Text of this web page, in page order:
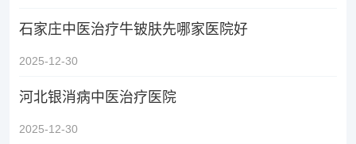
石家庄中医治疗牛铍肤先哪家医院好
2025-12-30
河北银消病中医治疗医院
2025-12-30